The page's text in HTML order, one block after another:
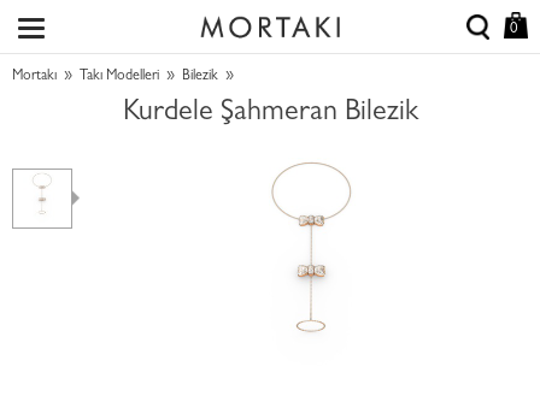
0
Mortakı » Takı Modelleri » Bilezik »
Kurdele Şahmeran Bilezik